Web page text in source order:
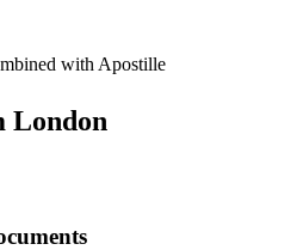
with Apostille
London